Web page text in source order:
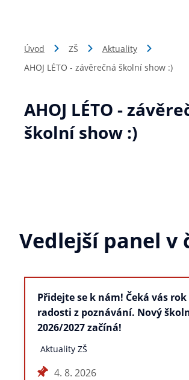
Úvod ZŠ
Aktuality
AHOJ LÉTO - závěrečná školní show :)
AHOJ LÉTO -
školní show :)
Vedlejší panel v
Přidejte se k nám! Čeká vás
radosti z poznávání. Nový
2026/2027 začíná!
Aktuality ZŠ
4. 8. 2026